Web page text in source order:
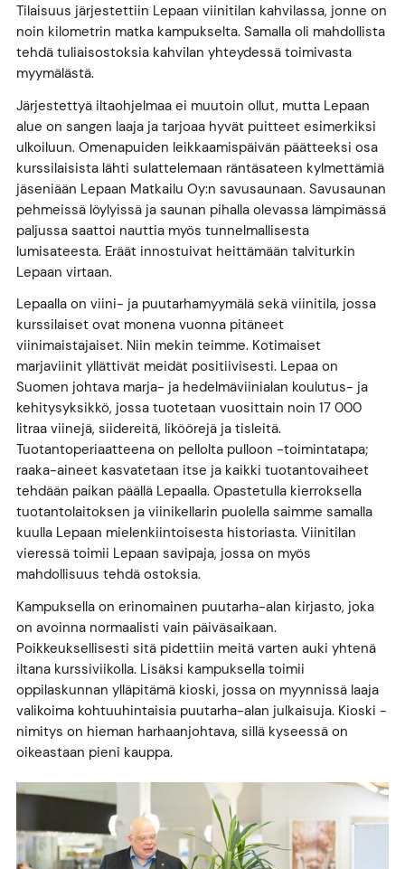
Tilaisuus järjestettiin Lepaan viinitilan kahvilassa, jonne on
noin kilometrin matka kampukselta. Samalla oli mahdollista
tehdä tuliaisostoksia kahvilan yhteydessä toimivasta
myymälästä.
Järjestettyä iltaohjelmaa ei muutoin ollut, mutta Lepaan
alue on sangen laaja ja tarjoaa hyvät puitteet esimerkiksi
ulkoiluun. Omenapuiden leikkaamispäivän päätteeksi osa
kurssilaisista lähti sulattelemaan räntäsateen kylmettämiä
jäseniään Lepaan Matkailu Oy:n savusaunaan. Savusaunan
pehmeissä löylyissä ja saunan pihalla olevassa lämpimässä
paljussa saattoi nauttia myös tunnelmallisesta
lumisateesta. Eräät innostuivat heittämään talviturkin
Lepaan virtaan.
Lepaalla on viini- ja puutarhamyymälä sekä viinitila, jossa
kurssilaiset ovat monena vuonna pitäneet
viinimaistajaiset. Niin mekin teimme. Kotimaiset
marjaviinit yllättivät meidät positiivisesti. Lepaa on
Suomen johtava marja- ja hedelmäviinialan koulutus- ja
kehitysyksikkö, jossa tuotetaan vuosittain noin 17 000
litraa viinejä, siidereitä, liköörejä ja tisleitä.
Tuotantoperiaatteena on pellolta pulloon -toimintatapa;
raaka-aineet kasvatetaan itse ja kaikki tuotantovaiheet
tehdään paikan päällä Lepaalla. Opastetulla kierroksella
tuotantolaitoksen ja viinikellarin puolella saimme samalla
kuulla Lepaan mielenkiintoisesta historiasta. Viinitilan
vieressä toimii Lepaan savipaja, jossa on myös
mahdollisuus tehdä ostoksia.
Kampuksella on erinomainen puutarha-alan kirjasto, joka
on avoinna normaalisti vain päiväsaikaan.
Poikkeuksellisesti sitä pidettiin meitä varten auki yhtenä
iltana kurssiviikolla. Lisäksi kampuksella toimii
oppilaskunnan ylläpitämä kioski, jossa on myynnissä laaja
valikoima kohtuuhintaisia puutarha-alan julkaisuja. Kioski -
nimitys on hieman harhaanjohtava, sillä kyseessä on
oikeastaan pieni kauppa.